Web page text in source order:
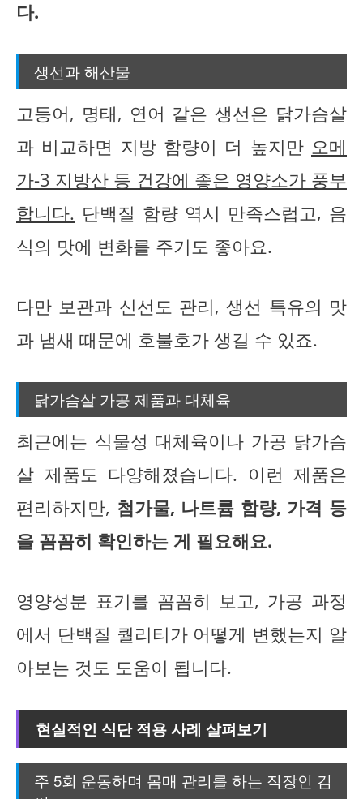
다.
생선과 해산물
고등어, 명태, 연어 같은 생선은 닭가슴살
과 비교하면 지방 함량이 더 높지만 오메
가-3 지방산 등 건강에 좋은 영양소가 풍부
합니다. 단백질 함량 역시 만족스럽고, 음
식의 맛에 변화를 주기도 좋아요.
다만 보관과 신선도 관리, 생선 특유의 맛
과 냄새 때문에 호불호가 생길 수 있죠.
닭가슴살 가공 제품과 대체육
최근에는 식물성 대체육이나 가공 닭가슴
살 제품도 다양해졌습니다. 이런 제품은
편리하지만, 첨가물, 나트륨 함량, 가격 등
을 꼼꼼히 확인하는 게 필요해요.
영양성분 표기를 꼼꼼히 보고, 가공 과정
에서 단백질 퀄리티가 어떻게 변했는지 알
아보는 것도 도움이 됩니다.
현실적인 식단 적용 사례 살펴보기
주 5회 운동하며 몸매 관리를 하는 직장인 김